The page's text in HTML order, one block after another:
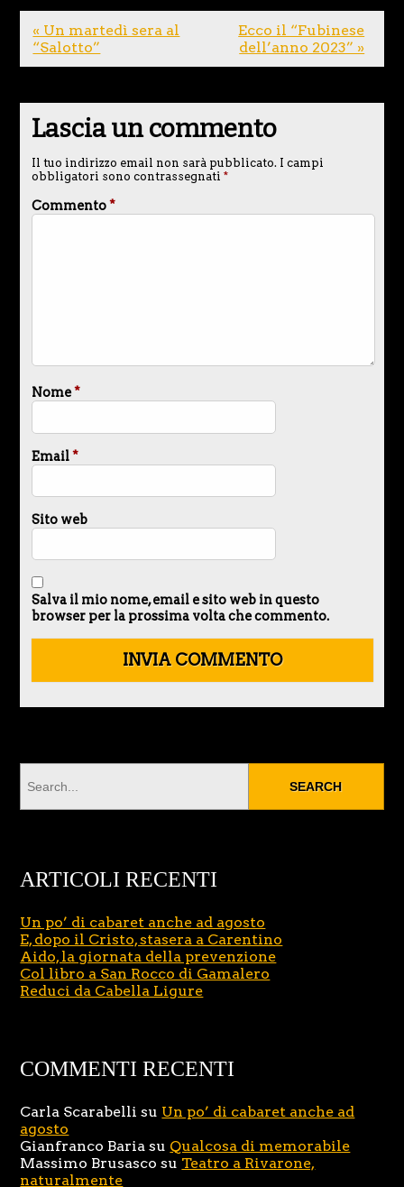
« Un martedì sera al
“Salotto”
Ecco il “Fubinese
dell’anno 2023” »
Lascia un commento
Il tuo indirizzo email non sarà pubblicato. I campi
obbligatori sono contrassegnati *
Commento*
Nome*
Email*
Sito web
Salva il mio nome, email e sito web in questo
browser per la prossima volta che commento.
ARTICOLI RECENTI
Un po’ di cabaret anche ad agosto
E, dopo il Cristo, stasera a Carentino
Aido, la giornata della prevenzione
Col libro a San Rocco di Gamalero
Reduci da Cabella Ligure
COMMENTI RECENTI
Carla Scarabelli su Un po’ di cabaret anche ad
agosto
Gianfranco Baria su Qualcosa di memorabile
Massimo Brusasco su Teatro a Rivarone,
naturalmente